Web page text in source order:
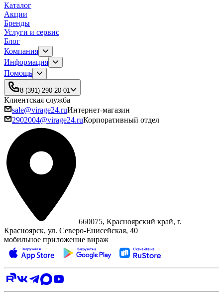
Каталог
Акции
Бренды
Услуги и сервис
Блог
Компания
Информация
Помощь
8 (391) 290-20-01
Клиентская служба
sale@virage24.ruИнтернет-магазин
2902004@virage24.ruКорпоративный отдел
660075, Красноярский край, г.
Красноярск, ул. Северо‑Енисейская, 40
мобильное приложение вираж